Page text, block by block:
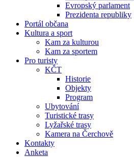
Evropský parlament
Prezidenta republiky
Portál občana
Kultura a sport
Kam za kulturou
Kam za sportem
Pro turisty
KČT
Historie
Objekty
Program
Ubytování
Turistické trasy
Lyžařské trasy
Kamera na Čerchově
Kontakty
Anketa